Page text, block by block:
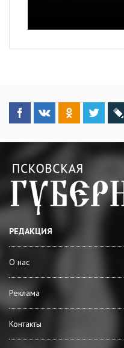
РЕДАКЦИЯ
О нас
Реклама
Контакты